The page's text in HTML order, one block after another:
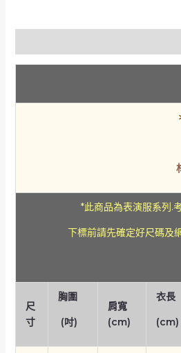
水
量
*此商品為表演服系列.
下標前請先確定好尺碼及
尺
寸
胸圍
(吋)
肩寬
(cm)
衣長
(cm)